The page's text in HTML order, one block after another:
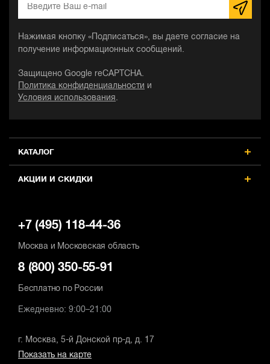
КАТАЛОГ
АКЦИИ И СКИДКИ
Нажимая кнопку «Подписаться», вы даете согласие на
получение информационных сообщений.
Защищено Google reCAPTCHA.
Политика конфиденциальности
и
Условия использования .
+7 (495) 118-44-36
Москва и Московская область
8 (800) 350-55-91
Бесплатно по России
Ежедневно: 9:00–21:00
г. Москва, 5-й Донской пр-д, д. 17
Показать на карте